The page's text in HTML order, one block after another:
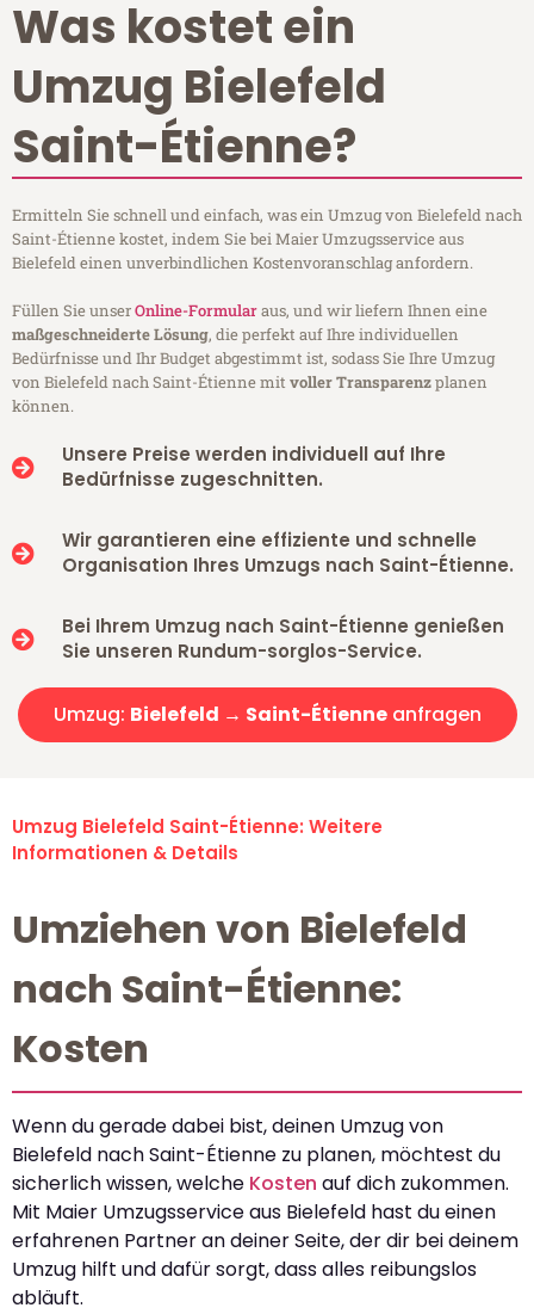
Was kostet ein
Umzug Bielefeld
Saint-Étienne?
Ermitteln Sie schnell und einfach, was ein Umzug von Bielefeld nach
Saint-Étienne kostet, indem Sie bei Maier Umzugsservice aus
Bielefeld einen unverbindlichen Kostenvoranschlag anfordern.
Füllen Sie unserOnline-Formularaus, und wir liefern Ihnen eine
maßgeschneiderte Lösung, die perfekt auf Ihre individuellen
Bedürfnisse und Ihr Budget abgestimmt ist, sodass Sie Ihre Umzug
von Bielefeld nach Saint-Étienne mitvoller Transparenzplanen
können.
Unsere Preise werden individuell auf Ihre
Bedürfnisse zugeschnitten.
Wir garantieren eine effiziente und schnelle
Organisation Ihres Umzugs nach Saint-Étienne.
Bei Ihrem Umzug nach Saint-Étienne genießen
Sie unseren Rundum-sorglos-Service.
Umzug: Bielefeld → Saint-Étienneanfragen
Umzug Bielefeld Saint-Étienne: Weitere
Informationen & Details
Umziehen von Bielefeld
nach Saint-Étienne:
Kosten
Wenn du gerade dabei bist, deinen Umzug von
Bielefeld nach Saint-Étienne zu planen, möchtest du
sicherlich wissen, welche Kosten auf dich zukommen.
Mit Maier Umzugsservice aus Bielefeld hast du einen
erfahrenen Partner an deiner Seite, der dir bei deinem
Umzug hilft und dafür sorgt, dass alles reibungslos
abläuft.